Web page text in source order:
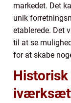
markedet. Det
unik
etablerede. Det
til at se
for at skabe